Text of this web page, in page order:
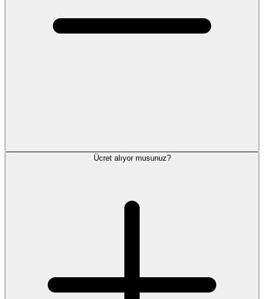
Ücret alıyor musunuz?